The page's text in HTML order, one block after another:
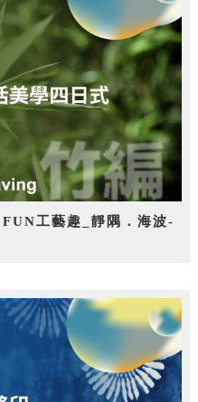
工藝趣_靜隅．海波-